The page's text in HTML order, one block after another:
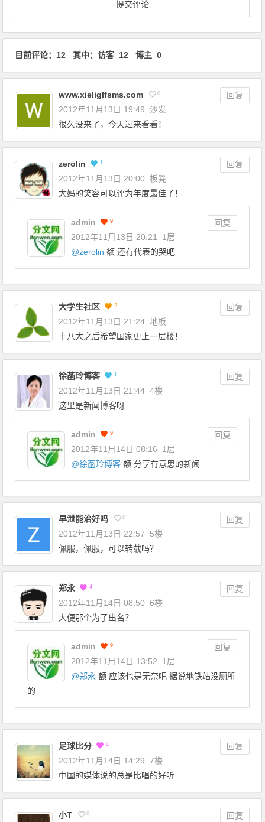
目前评论：12 其中：访客 12 博主 0
www.xieliglfsms.com 0
回复
2012年11月13日 19:49
沙发
很久没来了，今天过来看看！
zerolin 1
回复
2012年11月13日 20:00 板凳
大妈的笑容可以评为年度最佳了！
admin 9
回复
2012年11月13日 20:21
1层
@zerolin 额 还有代表的哭吧
大学生社区 2
回复
2012年11月13日 21:24 地板
十八大之后希望国家更上一层楼！
徐菡玲博客 1
回复
2012年11月13日 21:44 4楼
这里是新闻博客呀
admin 9
回复
2012年11月14日 08:16
1层
@徐菡玲博客 额 分享有意思的新闻
早泄能治好吗 0
回复
2012年11月13日 22:57
5楼
佩服，佩服，可以转载吗？
郑永 4
回复
2012年11月14日 08:50 6楼
大便那个为了出名？
admin 9
回复
2012年11月14日 13:52
1层
@郑永 额 应该也是无奈吧 据说地铁站没厕所
的
足球比分 4
回复
2012年11月14日 14:29 7楼
中国的媒体说的总是比唱的好听
小T 0 回复